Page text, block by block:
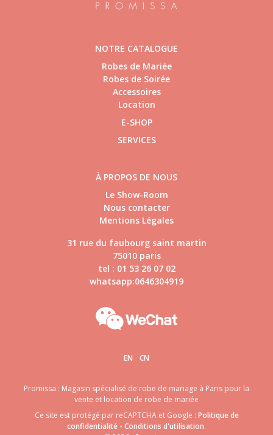
NOTRE CATALOGUE
Robes de Mariée
Robes de Soirée
Accessoires
Location
E-SHOP
SERVICES
À PROPOS DE NOUS
Le Show-Room
Nous contacter
Mentions Légales
31 rue du faubourg saint martin
75010 paris
tel : 01 53 26 07 02
whatsapp:0646304919
EN CN
Promissa : Magasin spécialisé de robe de mariage à Paris pour la
vente et location de robe de mariée
Ce site est protégé par reCAPTCHA et Google : Politique de
confidentialité - Conditions d'utilisation.